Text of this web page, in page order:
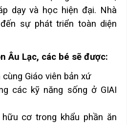
dạy và học hiện đại. Nhà
sự phát triển toàn diện
Âu Lạc, các bé sẽ được:
Giáo viên bản xứ
các kỹ năng sống ở GIAI
cơ trong khẩu phần ăn